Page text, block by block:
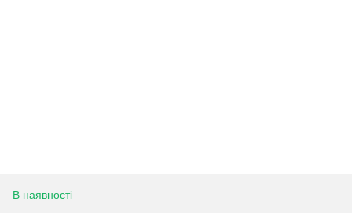
В наявності